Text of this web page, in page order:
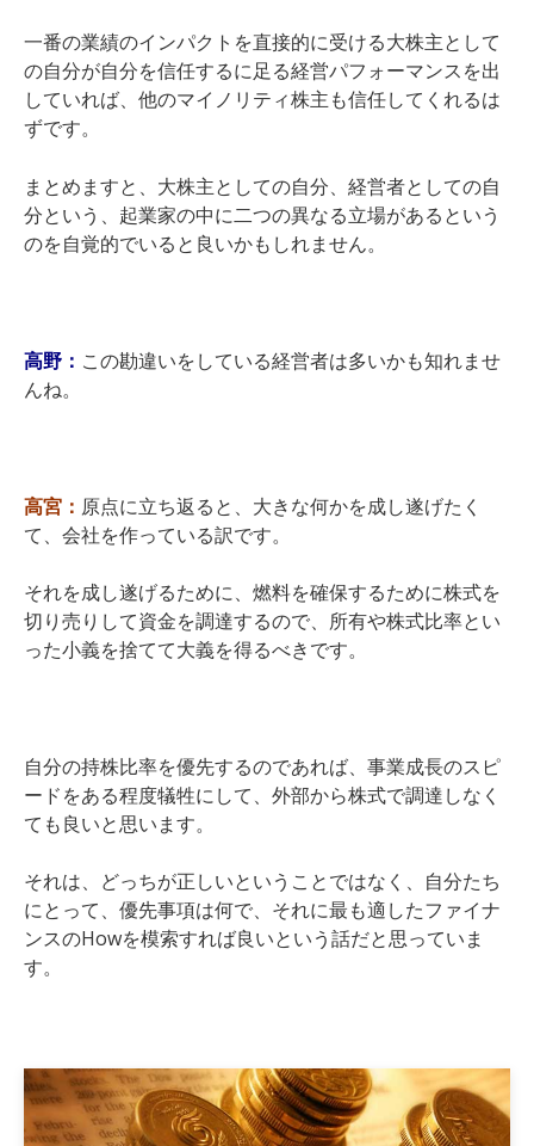
一番の業績のインパクトを直接的に受ける大株主として
の自分が自分を信任するに足る経営パフォーマンスを出
していれば、他のマイノリティ株主も信任してくれるは
ずです。
まとめますと、大株主としての自分、経営者としての自
分という、起業家の中に二つの異なる立場があるという
のを自覚的でいると良いかもしれません。
高野： この勘違いをしている経営者は多いかも知れませ
んね。
高宮： 原点に立ち返ると、大きな何かを成し遂げたく
て、会社を作っている訳です。
それを成し遂げるために、燃料を確保するために株式を
切り売りして資金を調達するので、所有や株式比率とい
った小義を捨てて大義を得るべきです。
自分の持株比率を優先するのであれば、事業成長のスピ
ードをある程度犠牲にして、外部から株式で調達しなく
ても良いと思います。
それは、どっちが正しいということではなく、自分たち
にとって、優先事項は何で、それに最も適したファイナ
ンスのHowを模索すれば良いという話だと思っていま
す。